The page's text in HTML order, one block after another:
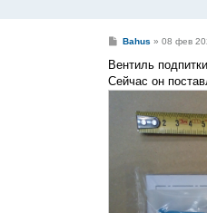
С
о
щ
Bahus » 08 фев
Вентиль подпитки.
Сейчас он